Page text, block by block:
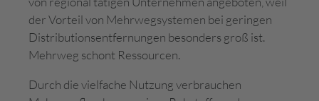
der Vorteil von Mehrwegsystemen bei geringen
Distributionsentfernungen besonders groß ist.
Mehrweg schont Ressourcen.
Durch die vielfache Nutzung verbrauchen